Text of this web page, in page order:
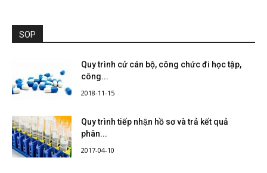
SOP
Quy trình cử cán bộ, công chức đi học tập,
công...
2018-11-15
Quy trình tiếp nhận hồ sơ và trả kết quả
phân...
2017-04-10